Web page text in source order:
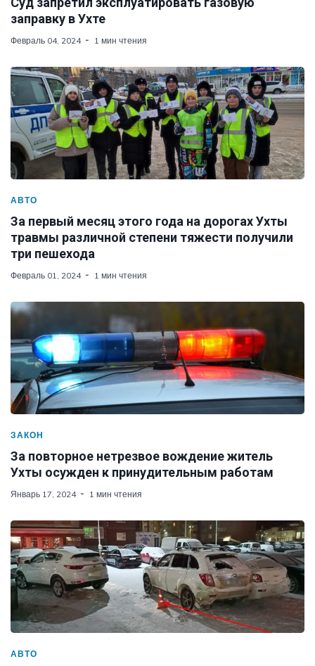
заправку в Ухте
Февраль 04, 2024 1 мин чтения
АВТО
За первый месяц этого года на дорогах Ухты
травмы различной степени тяжести получили
три пешехода
Февраль 01, 2024 1 мин чтения
ЗАКОН
За повторное нетрезвое вождение житель
Ухты осужден к принудительным работам
Январь 17, 2024 1 мин чтения
АВТО